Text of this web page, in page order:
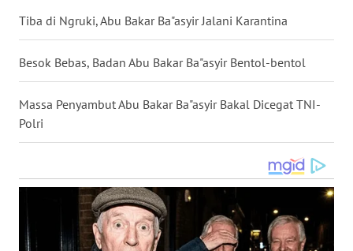
Tiba di Ngruki, Abu Bakar Ba"asyir Jalani Karantina
Besok Bebas, Badan Abu Bakar Ba"asyir Bentol-bentol
Massa Penyambut Abu Bakar Ba"asyir Bakal Dicegat TNI-
Polri
WN
NUSANTARA
WN